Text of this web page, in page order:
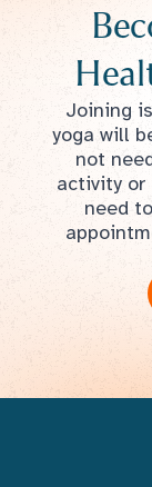
Joining
yoga will
not
activity or
need